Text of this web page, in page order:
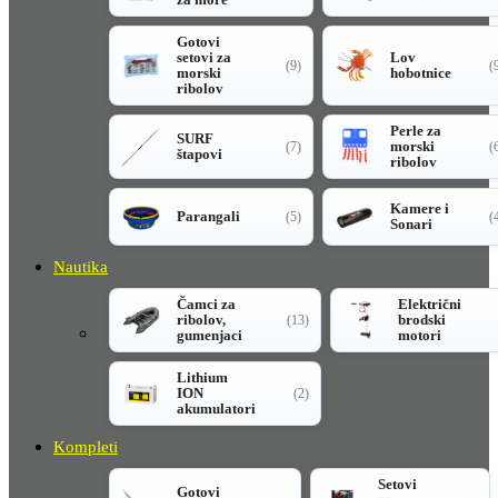
Gotovi
setovi za
morski
ribolov
(9)
Lov
hobotnice
SURF
štapovi
(7)
Perle za
morski
ribolov
Parangali (5)
Kamere i
Sonari
Nautika
Čamci za
ribolov,
gumenjaci
(13)
Električni
brodski
motori
Lithium
ION
akumulatori
(2)
Kompleti
Gotovi
Setovi